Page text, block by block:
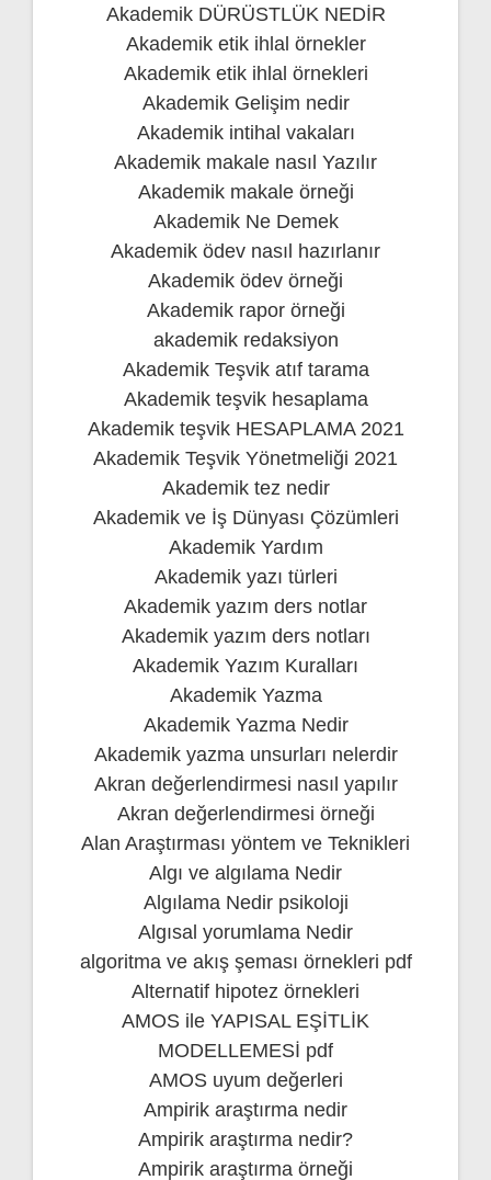
Akademik DÜRÜSTLÜK NEDİR
Akademik etik ihlal örnekler
Akademik etik ihlal örnekleri
Akademik Gelişim nedir
Akademik intihal vakaları
Akademik makale nasıl Yazılır
Akademik makale örneği
Akademik Ne Demek
Akademik ödev nasıl hazırlanır
Akademik ödev örneği
Akademik rapor örneği
akademik redaksiyon
Akademik Teşvik atıf tarama
Akademik teşvik hesaplama
Akademik teşvik HESAPLAMA 2021
Akademik Teşvik Yönetmeliği 2021
Akademik tez nedir
Akademik ve İş Dünyası Çözümleri
Akademik Yardım
Akademik yazı türleri
Akademik yazım ders notlar
Akademik yazım ders notları
Akademik Yazım Kuralları
Akademik Yazma
Akademik Yazma Nedir
Akademik yazma unsurları nelerdir
Akran değerlendirmesi nasıl yapılır
Akran değerlendirmesi örneği
Alan Araştırması yöntem ve Teknikleri
Algı ve algılama Nedir
Algılama Nedir psikoloji
Algısal yorumlama Nedir
algoritma ve akış şeması örnekleri pdf
Alternatif hipotez örnekleri
AMOS ile YAPISAL EŞİTLİK
MODELLEMESİ pdf
AMOS uyum değerleri
Ampirik araştırma nedir
Ampirik araştırma nedir?
Ampirik araştırma örneği